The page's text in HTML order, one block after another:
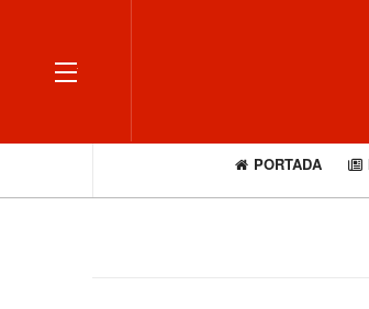
OFF CANVAS
PORTADA